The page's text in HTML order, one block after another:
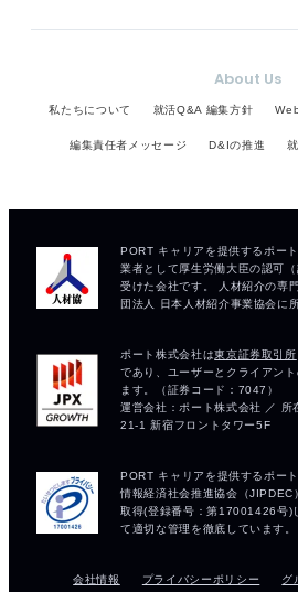
About Us
私たちについて 就活Q&A 編集方針
編集責任者メッセージ D&Iの推進
会社情報 プライバシーポリシー グ